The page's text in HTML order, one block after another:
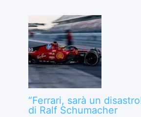
“Ferrari, sarà un
di Ralf Schumacher